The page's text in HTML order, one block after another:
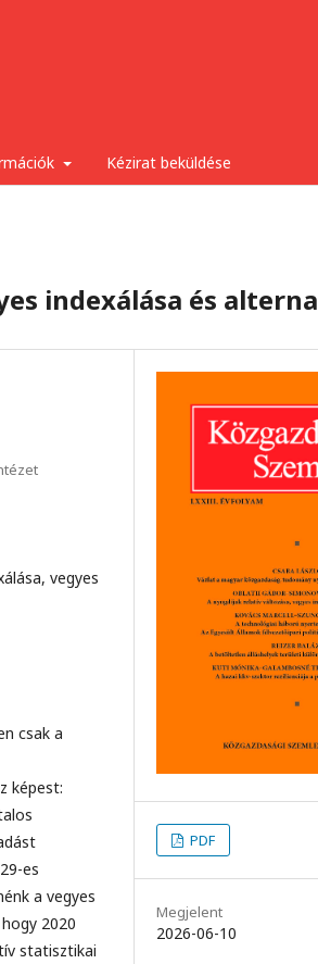
Kézirat beküldése
indexálása és
vegyes
csak a
képest:
es
a vegyes
2020
statisztikai
PDF
Megjelent
2026-06-10